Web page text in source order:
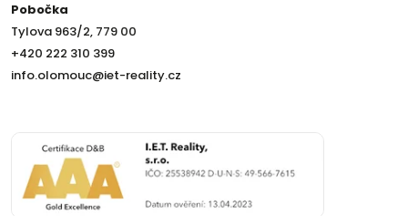
Pobočka
Tylova 963/2, 779 00
+420 222 310 399
info.olomouc@iet-reality.cz